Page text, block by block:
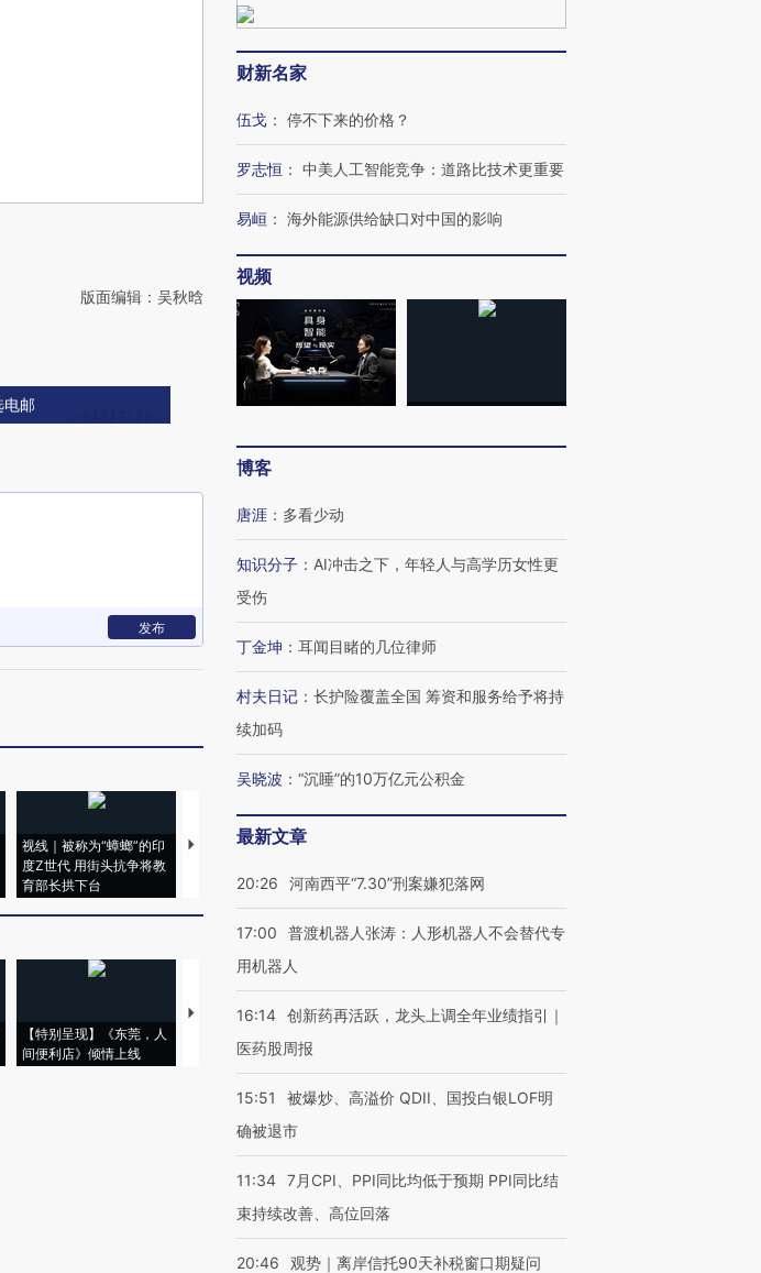
版面编辑：吴秋晗
电邮
发布
视线｜被称为“蟑螂”的印
度Z世代 用街头抗争将教
育部长拱下台
视线｜“入侵”还是“人道危
飞地休达
4000人
【特别呈现】《东莞，人
间便利店》倾情上线
【推广】走进第四届链博
【商旅对话】华住集团
财新名家
伍戈 ： 停不下来的价格？
罗志恒 ： 中美人工智能竞争：道路比技术更重要
易峘 ： 海外能源供给缺口对中国的影响
视频
博客
唐涯 ： 多看少动
知识分子 ： AI冲击之下，年轻人与高学历女性更
受伤
丁金坤 ： 耳闻目睹的几位律师
村夫日记 ： 长护险覆盖全国 筹资和服务给予将持
续加码
吴晓波 ： “沉睡”的10万亿元公积金
最新文章
20:26 河南西平“7.30”刑案嫌犯落网
17:00
普渡机器人张涛：人形机器人不会替代专
用机器人
16:14 创新药再活跃，龙头上调全年业绩指引｜
医药股周报
15:51
被爆炒、高溢价 QDII、国投白银LOF明
确被退市
11:34 7月CPI、PPI同比均低于预期 PPI同比结
束持续改善、高位回落
20:46 观势｜离岸信托90天补税窗口期疑问